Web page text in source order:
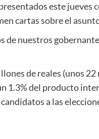
este jueves
cartas sobre el
de nuestros
de reales (unos
1.3% del producto
a las